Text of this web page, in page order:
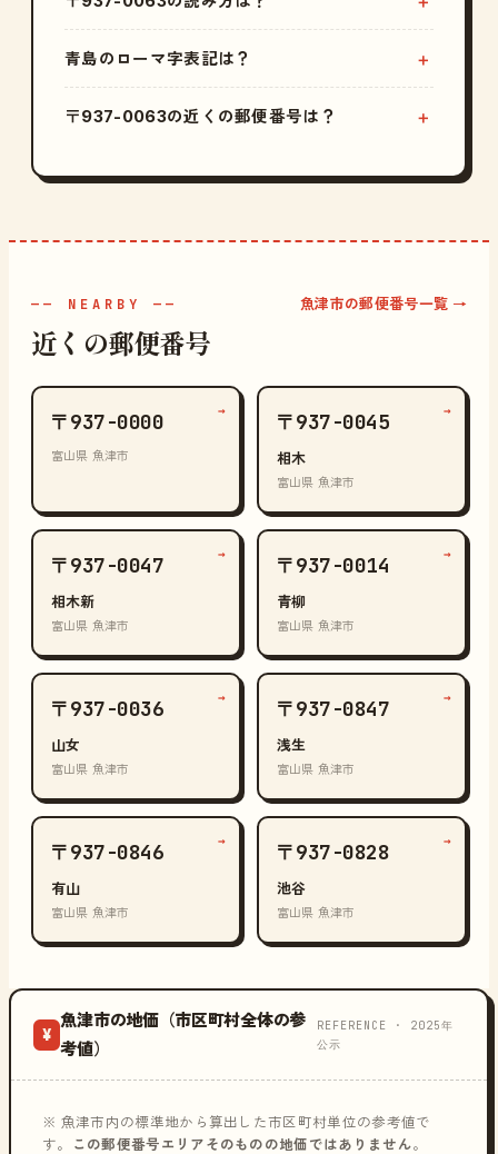
青島のローマ字表記は？
〒937-0063の近くの郵便番号は？
—— NEARBY ——
近くの郵便番号
魚津市の郵便番号一覧 →
〒937-0000
富山県 魚津市
→ 〒937-0045
相木
富山県 魚津市
→
〒937-0047
相木新
富山県 魚津市
→ 〒937-0014
青柳
富山県 魚津市
→
〒937-0036
山女
富山県 魚津市
→ 〒937-0847
浅生
富山県 魚津市
→
〒937-0846
有山
富山県 魚津市
→ 〒937-0828
池谷
富山県 魚津市
→
¥
魚津市の地価（市区町村全体の参
考値）
REFERENCE · 2025年
公示
※ 魚津市内の標準地から算出した市区町村単位の参考値で
す。
この郵便番号エリアそのものの地価ではありません。